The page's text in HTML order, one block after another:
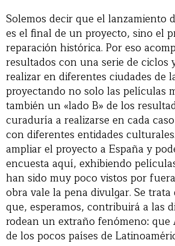
Solemos decir que el lanzamiento
es el final de un proyecto, sino el
reparación histórica. Por eso
resultados con una serie de ciclos
realizar en diferentes ciudades de
proyectando no solo las películas
también un «lado B» de los
curaduría a realizarse en cada
con diferentes entidades
ampliar el proyecto a España y
encuesta aquí, exhibiendo
han sido muy poco vistos por
obra vale la pena divulgar. Se
que, esperamos, contribuirá a las
rodean un extraño fenómeno: que
de los pocos países de